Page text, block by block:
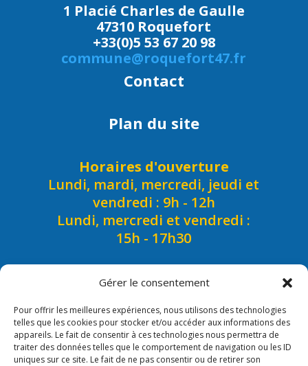
Gérer le consentement
Pour offrir les meilleures expériences, nous utilisons des technologies
telles que les cookies pour stocker et/ou accéder aux informations des
appareils. Le fait de consentir à ces technologies nous permettra de
traiter des données telles que le comportement de navigation ou les ID
uniques sur ce site. Le fait de ne pas consentir ou de retirer son
1 Placié Charles de Gaulle
47310 Roquefort
+33(0)5 53 67 20 98
commune@roquefort47.fr
Contact
Plan du site
Horaires d'ouverture
Lundi, mardi, mercredi, jeudi et
vendredi : 9h - 12h
Lundi, mercredi et vendredi :
15h - 17h30